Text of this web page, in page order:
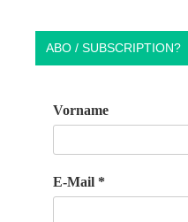
ABO / SUBSCRIPTION?
Vorname
E-Mail *